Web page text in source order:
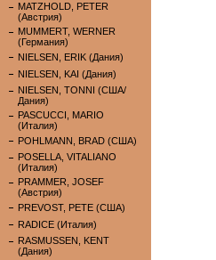
MATZHOLD, PETER
(Австрия)
MUMMERT, WERNER
(Германия)
NIELSEN, ERIK (Дания)
NIELSEN, KAI (Дания)
NIELSEN, TONNI (США/
Дания)
PASCUCCI, MARIO
(Италия)
POHLMANN, BRAD (США)
POSELLA, VITALIANO
(Италия)
PRAMMER, JOSEF
(Австрия)
PREVOST, PETE (США)
RADICE (Италия)
RASMUSSEN, KENT
(Дания)